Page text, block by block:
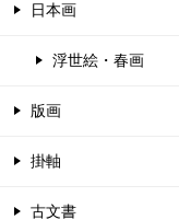
日本画
浮世絵・春画
版画
掛軸
古文書